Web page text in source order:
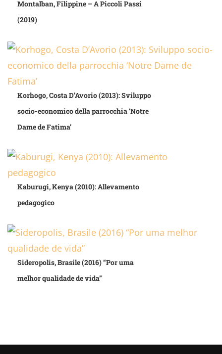
Montalban, Filippine – A Piccoli Passi
(2019)
Korhogo, Costa D’Avorio (2013): Sviluppo
socio-economico della parrocchia ‘Notre
Dame de Fatima’
Kaburugi, Kenya (2010): Allevamento
pedagogico
Sideropolis, Brasile (2016) “Por uma
melhor qualidade de vida”